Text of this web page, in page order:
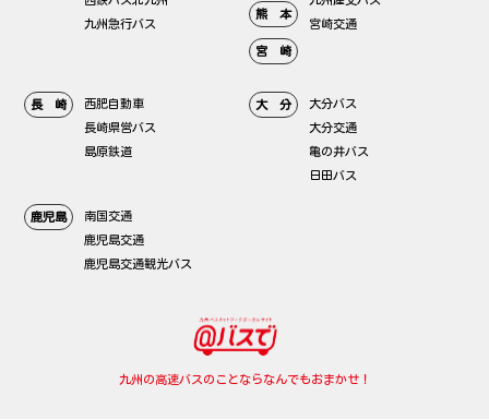
九州急行バス
熊 本
宮 崎
宮崎交通
長 崎
西肥自動車
長崎県営バス
島原鉄道
大 分
大分バス
大分交通
亀の井バス
日田バス
鹿児島
南国交通
鹿児島交通
鹿児島交通観光バス
九州の高速バスのことならなんでもおまかせ！